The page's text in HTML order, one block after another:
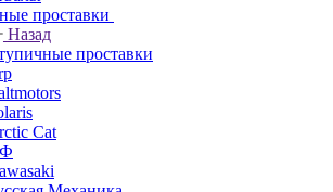
проставки
Назад
проставки
Cat